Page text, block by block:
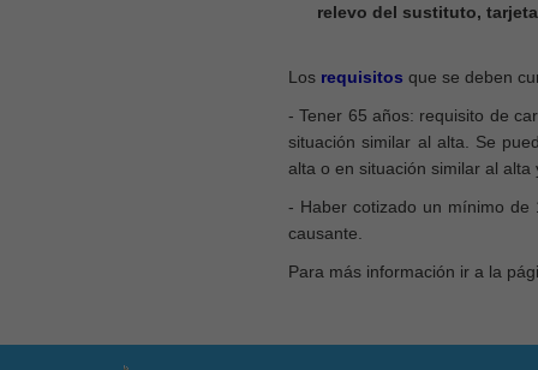
relevo del sustituto,
Los requisitos que se deben
- Tener 65 años: requisito de
situación similar al alta. Se
alta o en situación similar al
- Haber cotizado un mínimo
causante.
Para más información ir a la